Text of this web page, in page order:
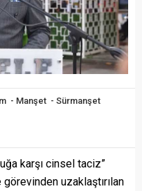
- Manşet - Sürmanşet
karşı cinsel taciz”
uzaklaştırılan